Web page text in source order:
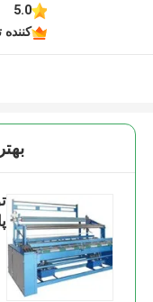
5.0
کننده